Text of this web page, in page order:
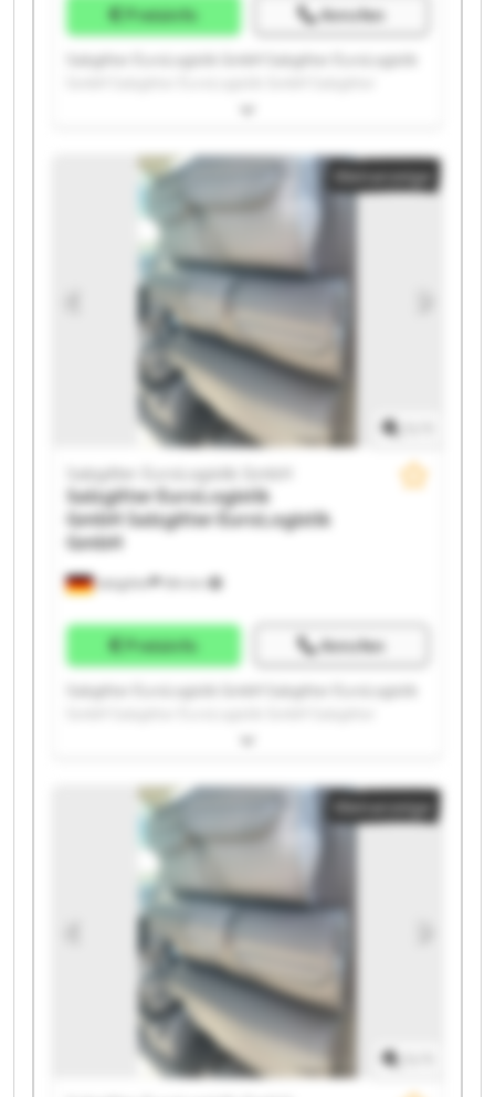
Preisinfo Anrufen
Salzgitter EuroLogistik GmbH Salzgitter EuroLogistik
EuroLogistik GmbH Salzgitter EuroLogistik GmbH
GmbH Salzgitter EuroLogistik GmbH Salzgitter
EuroLogistik GmbH Salzgitter EuroLogistik GmbH
Salzgitter EuroLogistik GmbH Salzgitter EuroLogistik
GmbH Salzgitter EuroLogistik GmbH Salzgitter
EuroLogistik GmbH Salzgitter EuroLogistik GmbH
Salzgitter EuroLogistik GmbH Salzgitter EuroLogistik
GmbH Salzgitter EuroLogistik GmbH Salzgitter
EuroLogistik GmbH Salzgitter EuroLogistik GmbH
Kleinanzeige
Salzgitter
Salzgitter EuroLogistik GmbH
Salzgitter EuroLogistik
GmbH Salzgitter EuroLogistik
GmbH
Preisinfo Anrufen
Salzgitter EuroLogistik GmbH Salzgitter EuroLogistik
EuroLogistik GmbH Salzgitter EuroLogistik GmbH
GmbH Salzgitter EuroLogistik GmbH Salzgitter
EuroLogistik GmbH Salzgitter EuroLogistik GmbH
Salzgitter EuroLogistik GmbH Salzgitter EuroLogistik
GmbH Salzgitter EuroLogistik GmbH Salzgitter
EuroLogistik GmbH Salzgitter EuroLogistik GmbH
Salzgitter EuroLogistik GmbH Salzgitter EuroLogistik
GmbH Salzgitter EuroLogistik GmbH Salzgitter
EuroLogistik GmbH Salzgitter EuroLogistik GmbH
Kleinanzeige